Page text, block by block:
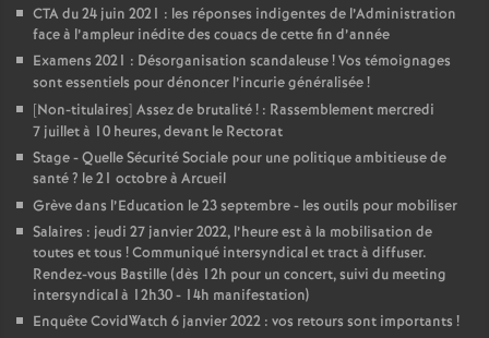
CTA du 24 juin 2021 : les réponses indigentes de l’Administration
face à l’ampleur inédite des couacs de cette fin d’année
Examens 2021 : Désorganisation scandaleuse! Vos témoignages
sont essentiels pour dénoncer l’incurie généralisée!
[Non-titulaires] Assez de brutalité! : Rassemblement mercredi
7 juillet à 10 heures, devant le Rectorat
Stage - Quelle Sécurité Sociale pour une politique ambitieuse de
santé? le 21 octobre à Arcueil
Grève dans l’Education le 23 septembre - les outils pour mobiliser
Salaires : jeudi 27 janvier 2022, l’heure est à la mobilisation de
toutes et tous ! Communiqué intersyndical et tract à diffuser.
Rendez-vous Bastille (dès 12h pour un concert, suivi du meeting
intersyndical à 12h30 - 14h manifestation)
Enquête CovidWatch 6 janvier 2022 : vos retours sont importants !